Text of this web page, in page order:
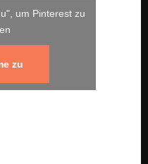
um Pinterest zu
zu